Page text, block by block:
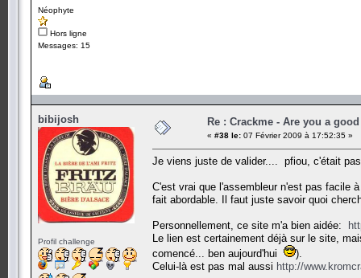
Néophyte
Hors ligne
Messages: 15
bibijosh
Profil challenge
Re : Crackme - Are you a
« #38 le: 07 Février 2009 à 17:52:35 »
Je viens juste de valider.... pfiou, c'était
C'est vrai que l'assembleur n'est pas facile
fait abordable. Il faut juste savoir quoi
Personnellement, ce site m'a bien aidée:
Le lien est certainement déjà sur le site,
comencé... ben aujourd'hui
).
Celui-là est pas mal aussi http://